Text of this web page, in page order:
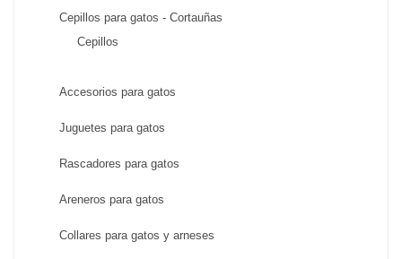
Cepillos para gatos - Cortauñas
Cepillos
Accesorios para gatos
Juguetes para gatos
Rascadores para gatos
Areneros para gatos
Collares para gatos y arneses